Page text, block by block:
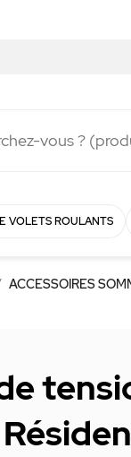
VOLETS ROULANTS
ACCESSOIRES